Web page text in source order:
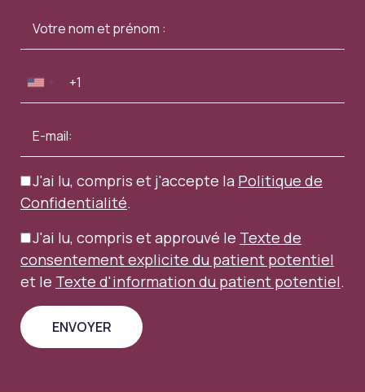
J'ai lu, compris et j'accepte la Politique de
Confidentialité.
J'ai lu, compris et approuvé le Texte de
consentement explicite du patient potentiel
et le Texte d'information du patient potentiel.